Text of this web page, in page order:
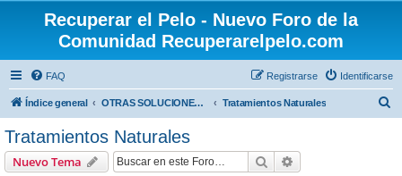
Recuperar el Pelo - Nuevo Foro de la
Comunidad Recuperarelpelo.com
FAQ Identificarse
Registrarse
Índice general OTRAS SOLUCIONES (NO MÉDICAS, NO QUIRÚRGICAS) Tratamientos Naturales
Tratamientos Naturales
Nuevo Tema Buscar